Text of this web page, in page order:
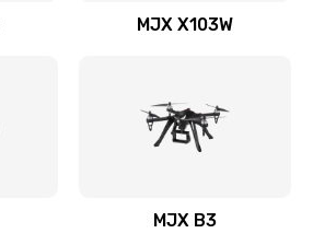
MJX X103W
MJX B3